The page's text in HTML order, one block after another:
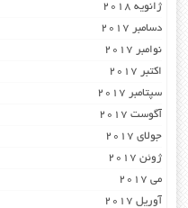
ژانویه 2018
دسامبر 2017
نوامبر 2017
اکتبر 2017
سپتامبر 2017
آگوست 2017
جولای 2017
ژوئن 2017
می 2017
آوریل 2017